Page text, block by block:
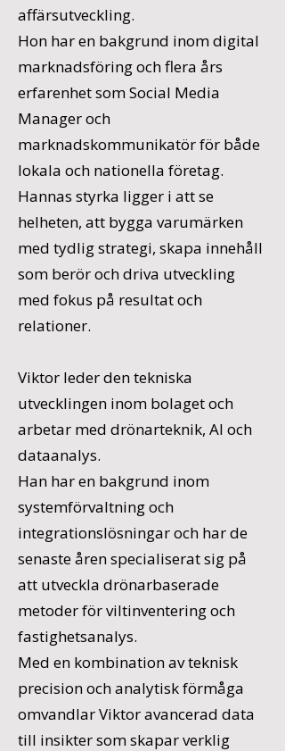
affärsutveckling.
Hon har en bakgrund inom digital
marknadsföring och flera års
erfarenhet som Social Media
Manager och
marknadskommunikatör för både
lokala och nationella företag.
Hannas styrka ligger i att se
helheten, att bygga varumärken
med tydlig strategi, skapa innehåll
som berör och driva utveckling
med fokus på resultat och
relationer.
Viktor leder den tekniska
utvecklingen inom bolaget och
arbetar med drönarteknik, AI och
dataanalys.
Han har en bakgrund inom
systemförvaltning och
integrationslösningar och har de
senaste åren specialiserat sig på
att utveckla drönarbaserade
metoder för viltinventering och
fastighetsanalys.
Med en kombination av teknisk
precision och analytisk förmåga
omvandlar Viktor avancerad data
till insikter som skapar verklig